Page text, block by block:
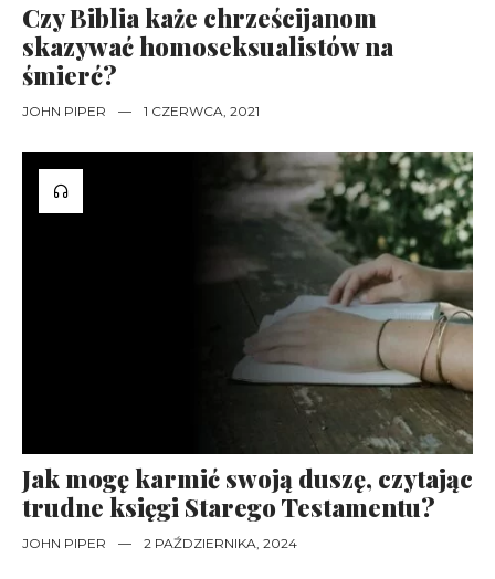
Czy Biblia każe chrześcijanom
skazywać homoseksualistów na
śmierć?
JOHN PIPER — 1 CZERWCA, 2021
Jak mogę karmić swoją duszę, czytając
trudne księgi Starego Testamentu?
JOHN PIPER — 2 PAŹDZIERNIKA, 2024